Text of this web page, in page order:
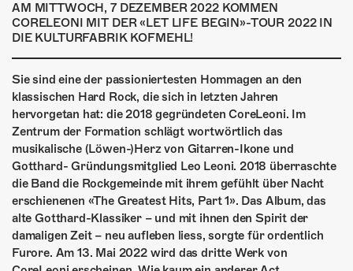
PHOTOMAT
INFOS
KONTAKT
ÜBER UNS
GÖNNEREI
SHOP
MITMACHEN
AM MITTWOCH, 7 DEZEMBER 2022 KOMMEN
CORELEONI MIT DER «LET LIFE BEGIN»-TOUR 2022 IN
DIE KULTURFABRIK KOFMEHL!
Sie sind eine der passioniertesten Hommagen an den
klassischen Hard Rock, die sich in letzten Jahren
hervorgetan hat: die 2018 gegründeten CoreLeoni. Im
Zentrum der Formation schlägt wortwörtlich das
musikalische (Löwen-)Herz von Gitarren-Ikone und
Gotthard- Gründungsmitglied Leo Leoni. 2018 überraschte
die Band die Rockgemeinde mit ihrem gefühlt über Nacht
erschienenen «The Greatest Hits, Part 1». Das Album, das
alte Gotthard-Klassiker – und mit ihnen den Spirit der
damaligen Zeit – neu aufleben liess, sorgte für ordentlich
Furore. Am 13. Mai 2022 wird das dritte Werk von